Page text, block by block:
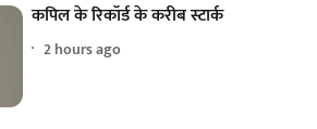
कपिल के रिकॉर्ड के करीब स्टार्क
2 hours ago